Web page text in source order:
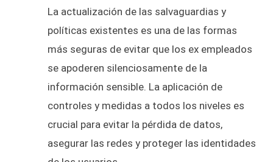
La actualización de las salvaguardias y
políticas existentes es una de las formas
más seguras de evitar que los ex empleados
se apoderen silenciosamente de la
información sensible. La aplicación de
controles y medidas a todos los niveles es
crucial para evitar la pérdida de datos,
asegurar las redes y proteger las identidades